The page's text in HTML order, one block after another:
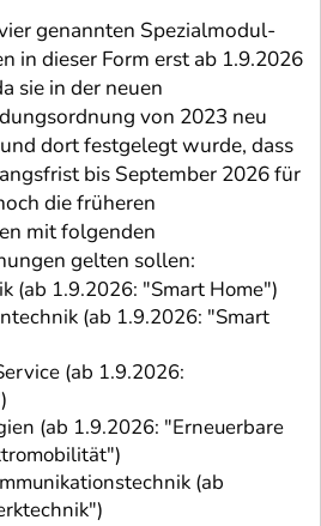
genannten Spezialmodul-
in dieser Form erst ab 1.9.2026
sie in der neuen
von 2023 neu
dort festgelegt wurde, dass
bis September 2026 für
die früheren
mit folgenden
gelten sollen:
(ab 1.9.2026: "Smart Home")
(ab 1.9.2026: "Smart
(ab 1.9.2026:
(ab 1.9.2026: "Erneuerbare
(ab